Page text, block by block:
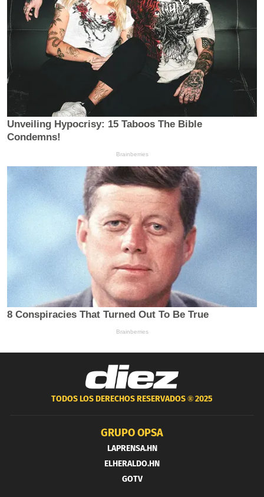
TODOS LOS DERECHOS RESERVADOS ®2025
GRUPO OPSA
LAPRENSA.HN
ELHERALDO.HN
GOTV